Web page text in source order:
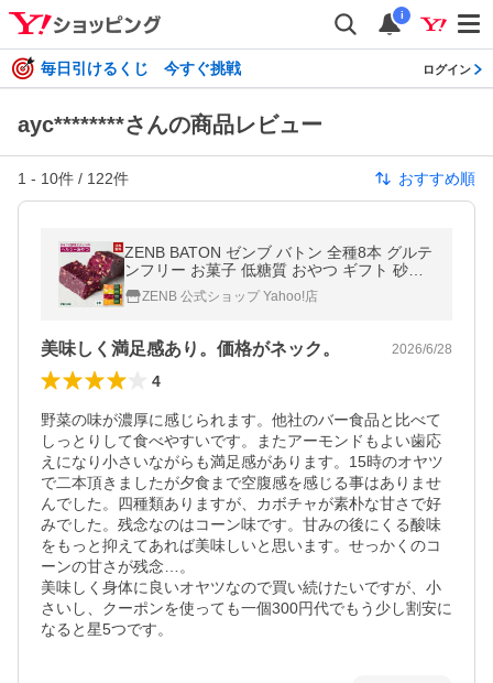
i
毎日引けるくじ 今すぐ挑戦 ログイン
ayc********さんの商品レビュー
1 - 10件 / 122件 おすすめ順
ZENB BATON ゼンブ バトン 全種8本 グルテ
ンフリー お菓子 低糖質 おやつ ギフト 砂糖
不使用 食物繊維 個包装 プレゼント 置き換え
ZENB 公式ショップ Yahoo!店
美味しく満足感あり。価格がネック。 2026/6/28
4
野菜の味が濃厚に感じられます。他社のバー食品と比べて
しっとりして食べやすいです。またアーモンドもよい歯応
えになり小さいながらも満足感があります。15時のオヤツ
で二本頂きましたが夕食まで空腹感を感じる事はありませ
んでした。四種類ありますが、カボチャが素朴な甘さで好
みでした。残念なのはコーン味です。甘みの後にくる酸味
をもっと抑えてあれば美味しいと思います。せっかくのコ
ーンの甘さが残念…。
美味しく身体に良いオヤツなので買い続けたいですが、小
さいし、クーポンを使っても一個300円代でもう少し割安に
なると星5つです。